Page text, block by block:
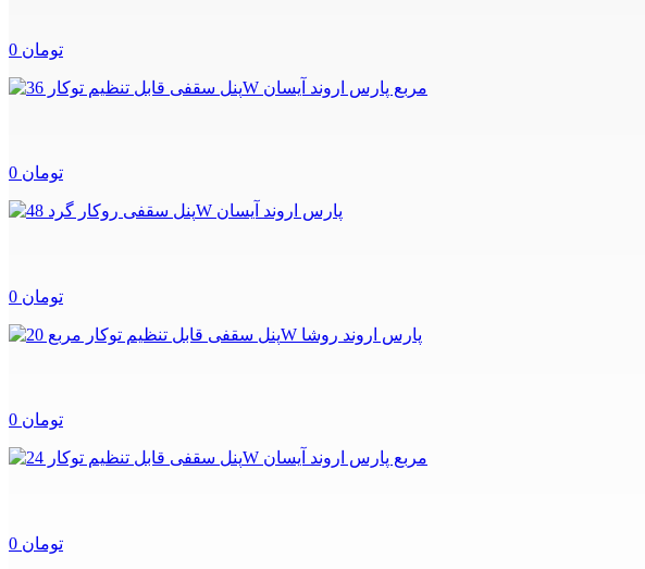
0 تومان
0 تومان
0 تومان
0 تومان
0 تومان